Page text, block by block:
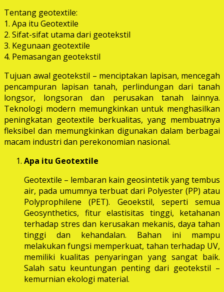
Tentang geotextile:
1. Apa itu Geotextile
2. Sifat-sifat utama dari geotekstil
3. Kegunaan geotextile
4. Pemasangan geotekstil
Tujuan awal geotekstil – menciptakan lapisan, mencegah
pencampuran lapisan tanah, perlindungan dari tanah
longsor, longsoran dan perusakan tanah lainnya.
Teknologi modern memungkinkan untuk menghasilkan
peningkatan geotextile berkualitas, yang membuatnya
fleksibel dan memungkinkan digunakan dalam berbagai
macam industri dan perekonomian nasional.
Apa itu Geotextile
Geotextile – lembaran kain geosintetik yang tembus
air, pada umumnya terbuat dari Polyester (PP) atau
Polyprophilene (PET). Geoekstil, seperti semua
Geosynthetics, fitur elastisitas tinggi, ketahanan
terhadap stres dan kerusakan mekanis, daya tahan
tinggi dan kehandalan. Bahan ini mampu
melakukan fungsi memperkuat, tahan terhadap UV,
memiliki kualitas penyaringan yang sangat baik.
Salah satu keuntungan penting dari geotekstil –
kemurnian ekologi material.